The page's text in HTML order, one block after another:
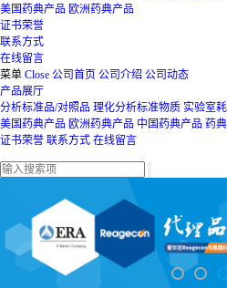
美国药典产品 欧洲药典产品
证书荣誉
联系方式
在线留言
菜单 Close 公司首页 公司介绍 公司动态
产品展厅
分析标准品/对照品 理化分析标准物质 实验室
美国药典产品 欧洲药典产品 中国药典产品 药
证书荣誉 联系方式 在线留言